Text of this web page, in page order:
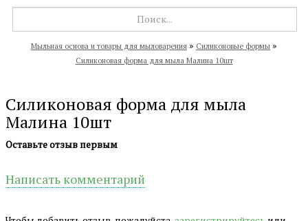
Мыльная основа и товары для мыловарения » Силиконовые формы »
Силиконовая форма для мыла Малина 10шт
Силиконовая форма для мыла
Малина 10шт
Оставьте отзыв первым
Написать комментарий